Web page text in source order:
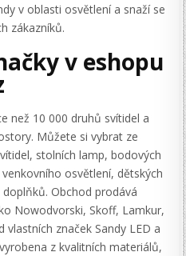
v oblasti osvětlení a snaží se
zákazníků.
v eshopu
než 10 000 druhů svítidel a
Můžete si vybrat ze
stolních lamp, bodových
osvětlení, dětských
Obchod prodává
Nowodvorski, Skoff, Lamkur,
vlastních značek Sandy LED a
z kvalitních materiálů,